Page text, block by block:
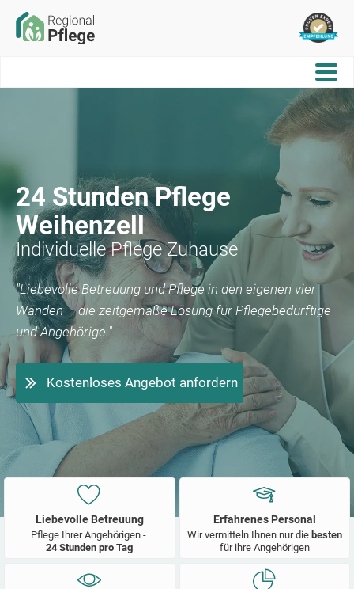
24 Stunden Pflege
Weihenzell
Individuelle Pflege Zuhause
"Liebevolle Betreuung und Pflege in den eigenen vier
Wänden – die zeitgemäße Lösung für Pflegebedürftige
und Angehörige."
Kostenloses Angebot anfordern
Liebevolle Betreuung
Pflege Ihrer Angehörigen -
24 Stunden pro Tag
Erfahrenes Personal
Wir vermitteln Ihnen nur die besten
für ihre Angehörigen